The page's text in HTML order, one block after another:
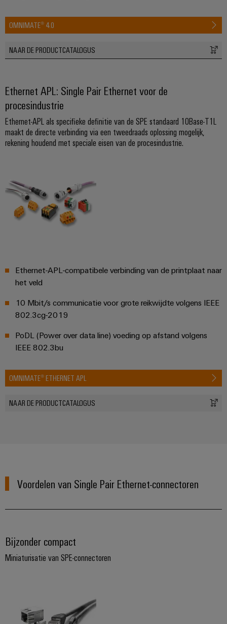
OMNIMATE® 4.0
NAAR DE PRODUCTCATALOGUS
Ethernet APL: Single Pair Ethernet voor de
procesindustrie
Ethernet-APL als specifieke definitie van de SPE standaard 10Base-T1L
maakt de directe verbinding via een tweedraads oplossing mogelijk,
rekening houdend met speciale eisen van de procesindustrie.
Ethernet-APL-compatibele verbinding van de printplaat naar
het veld
10 Mbit/s communicatie voor grote reikwijdte volgens IEEE
802.3cg-2019
PoDL (Power over data line) voeding op afstand volgens
IEEE 802.3bu
OMNIMATE® ETHERNET APL
NAAR DE PRODUCTCATALOGUS
Voordelen van Single Pair Ethernet-connectoren
Bijzonder compact
Miniaturisatie van SPE-connectoren